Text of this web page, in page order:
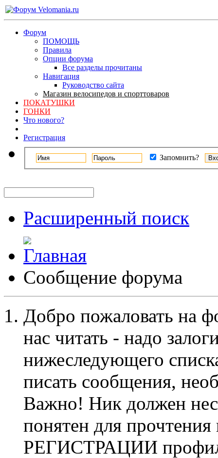
Форум
ПОМОЩЬ
Правила
Опции форума
Все разделы прочитаны
Навигация
Руководство сайта
Магазин велосипедов и спорттоваров
ПОКАТУШКИ
ГОНКИ
Что нового?
Регистрация
Запомнить?
Расширенный поиск
Сообщение форума
Добро пожаловать на
нас читать - надо
нижеследующего
писать сообщения,
Важно! Ник должен
понятен для
РЕГИСТРАЦИИ профиль